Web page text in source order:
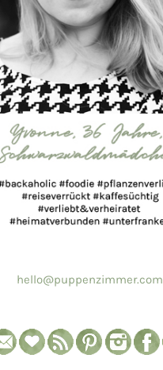
hello@puppenzimmer.com